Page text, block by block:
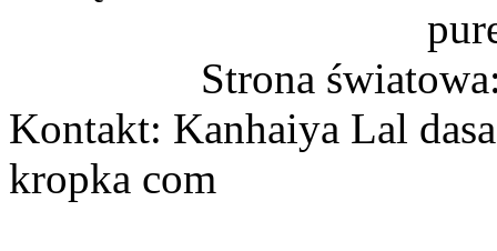
Strona
Kontakt: Kanhaiya Lal
kropka com